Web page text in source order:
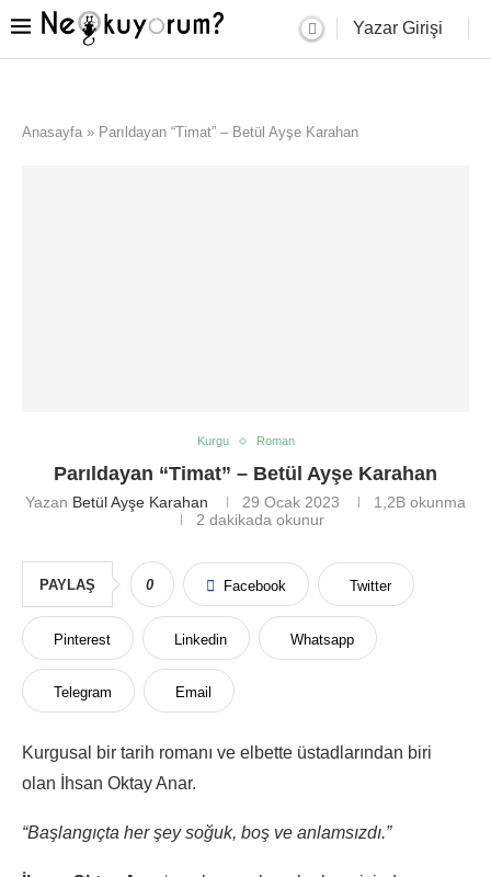
Yazar Girişi
Anasayfa » Parıldayan “Timat” – Betül Ayşe Karahan
Kurgu Roman
Parıldayan “Timat” – Betül Ayşe Karahan
Yazan Betül Ayşe Karahan 29 Ocak 2023 1,2B okunma
2 dakikada okunur
PAYLAŞ 0 Facebook Twitter
Pinterest Linkedin Whatsapp
Telegram Email
Kurgusal bir tarih romanı ve elbette üstadlarından biri
olan İhsan Oktay Anar.
“Başlangıçta her şey soğuk, boş ve anlamsızdı.”